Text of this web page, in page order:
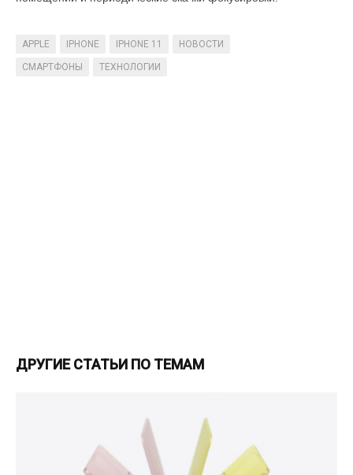
APPLE IPHONE IPHONE 11 НОВОСТИ
СМАРТФОНЫ ТЕХНОЛОГИИ
ДРУГИЕ СТАТЬИ ПО ТЕМАМ